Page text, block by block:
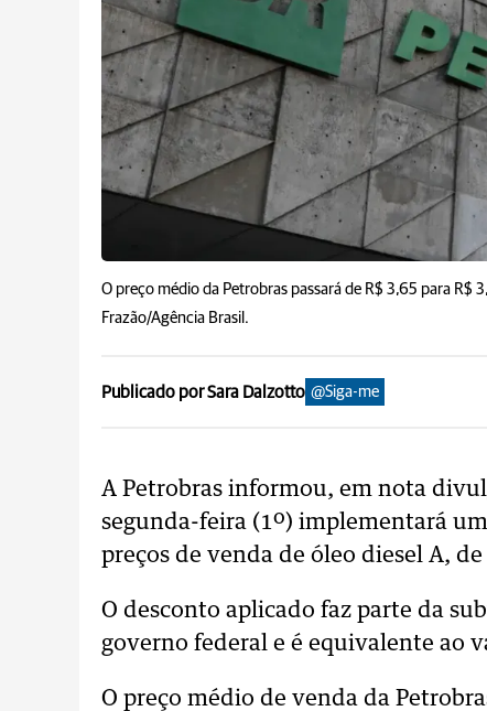
O preço médio da Petrobras passará de R$ 3,65 para R$
Frazão/Agência Brasil.
Publicado por Sara Dalzotto @Siga-me
A Petrobras informou, em nota
segunda-feira (1º) implementará
preços de venda de óleo diesel A,
O desconto aplicado faz parte da
governo federal e é equivalente ao
O preço médio de venda da